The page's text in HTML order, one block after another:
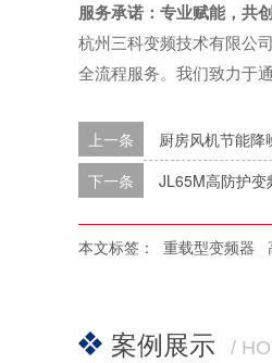
服务承诺：专业赋能，共
杭州三科变频技术有限公
全流程服务。我们致力于
上一条
厨房风机节能
下一条 JL65M高防护变
本文标签： 重载型变频器
案例展示 /